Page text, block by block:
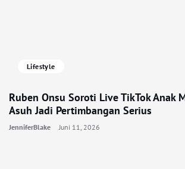
Lifestyle
Ruben Onsu Soroti Live TikTok Anak
Asuh Jadi Pertimbangan Serius
JenniferBlake Juni 11, 2026